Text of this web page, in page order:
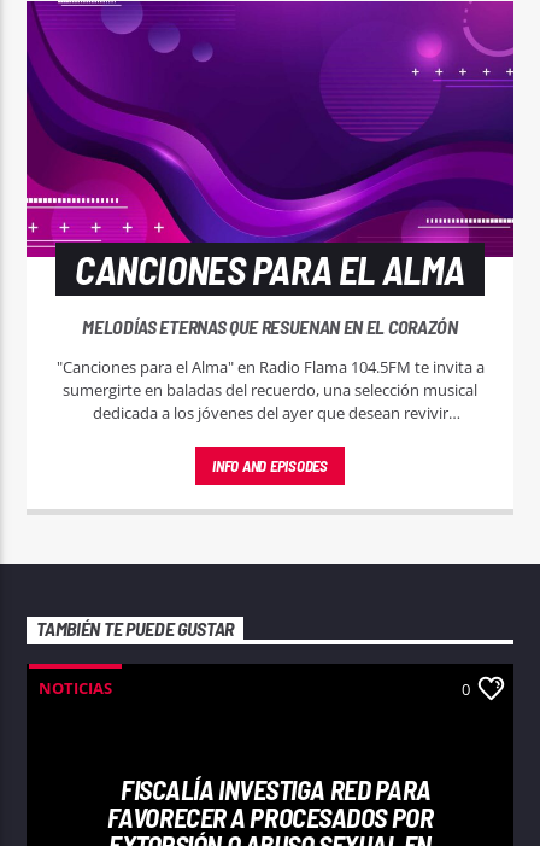
CANCIONES PARA EL ALMA
MELODÍAS ETERNAS QUE RESUENAN EN EL CORAZÓN
"Canciones para el Alma" en Radio Flama 104.5FM te invita a
sumergirte en baladas del recuerdo, una selección musical
dedicada a los jóvenes del ayer que desean revivir
su juventud.
INFO AND EPISODES
TAMBIÉN TE PUEDE GUSTAR
NOTICIAS 0
FISCALÍA INVESTIGA RED PARA
FAVORECER A PROCESADOS POR